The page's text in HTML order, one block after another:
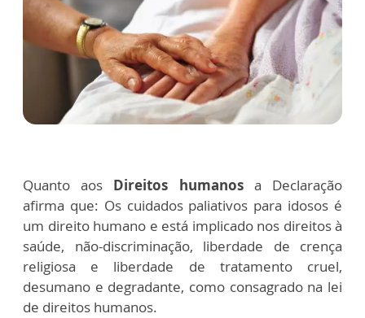
Quanto aos Direitos humanos a Declaração
afirma que: Os cuidados paliativos para idosos é
um direito humano e está implicado nos direitos à
saúde, não-discriminação, liberdade de crença
religiosa e liberdade de tratamento cruel,
desumano e degradante, como consagrado na lei
de direitos humanos.